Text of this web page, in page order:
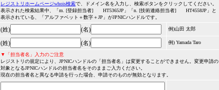
レジストリホームページwhois検索で、ドメイン名を入力し、検索ボタンをクリックしてください。
表示された検索結果中、「m. [登録担当者] HT5365JP」「n. [技術連絡担当者] HT4558JP」と
表示されている、「アルファベット＋数字＋JP」がJPNICハンドルです。
(姓) (名) 例)山田 太郎
(姓) (名) 例) Yamada Taro
▼「担当者名」入力のご注意
レジストリの規定により、JPNICハンドルの「担当者名」は変更することができません。変更申請の
対象となるJPNICハンドルの担当者名をそのままご入力ください。
現在の担当者名と異なる申請を行った場合、申請そのものが無効となります。